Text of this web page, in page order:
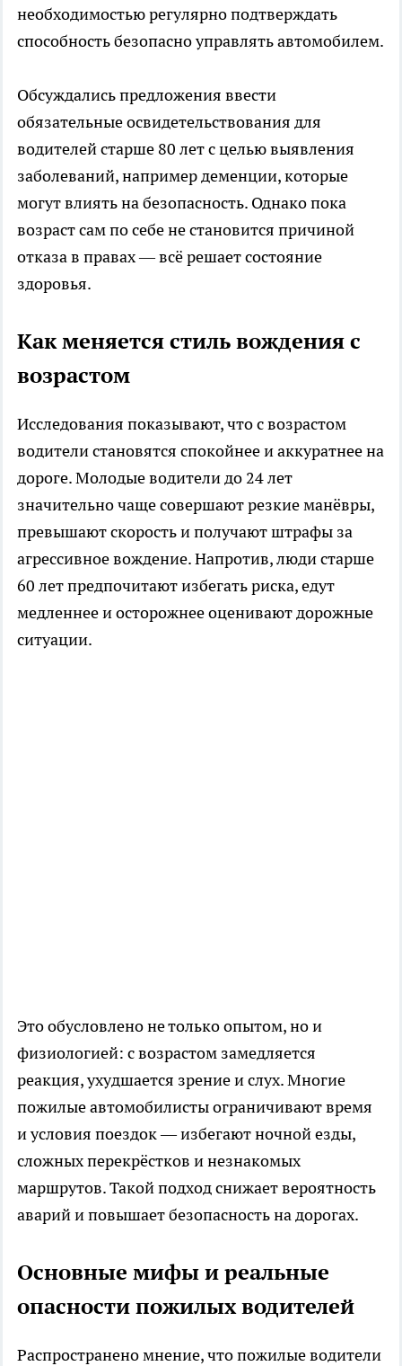
необходимостью регулярно подтверждать
способность безопасно управлять автомобилем.
Обсуждались предложения ввести
обязательные освидетельствования для
водителей старше 80 лет с целью выявления
заболеваний, например деменции, которые
могут влиять на безопасность. Однако пока
возраст сам по себе не становится причиной
отказа в правах — всё решает состояние
здоровья.
Как меняется стиль вождения с
возрастом
Исследования показывают, что с возрастом
водители становятся спокойнее и аккуратнее на
дороге. Молодые водители до 24 лет
значительно чаще совершают резкие манёвры,
превышают скорость и получают штрафы за
агрессивное вождение. Напротив, люди старше
60 лет предпочитают избегать риска, едут
медленнее и осторожнее оценивают дорожные
ситуации.
Это обусловлено не только опытом, но и
физиологией: с возрастом замедляется
реакция, ухудшается зрение и слух. Многие
пожилые автомобилисты ограничивают время
и условия поездок — избегают ночной езды,
сложных перекрёстков и незнакомых
маршрутов. Такой подход снижает вероятность
аварий и повышает безопасность на дорогах.
Основные мифы и реальные
опасности пожилых водителей
Распространено мнение, что пожилые водители